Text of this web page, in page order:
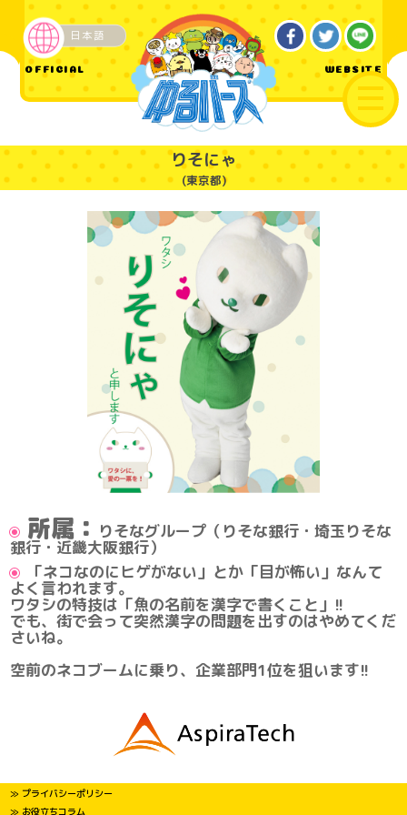
OFFICIAL WEBSITE
日本語
企業・その他
りそにゃ
(東京都)
所属： りそなグループ（りそな銀行・埼玉りそな
銀行・近畿大阪銀行）
「ネコなのにヒゲがない」とか「目が怖い」なんて
よく言われます。
ワタシの特技は「魚の名前を漢字で書くこと」!!
でも、街で会って突然漢字の問題を出すのはやめてくだ
さいね。
空前のネコブームに乗り、企業部門1位を狙います!!
≫ プライバシーポリシー
≫ お役立ちコラム